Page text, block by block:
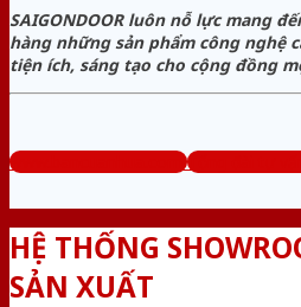
SAIGONDOOR luôn nỗ lực mang
hàng những sản phẩm công nghệ
tiện ích, sáng tạo cho cộng đồng
www.bancuanhua.com Tổng đài tư
HỆ THỐNG
SẢN XUẤT